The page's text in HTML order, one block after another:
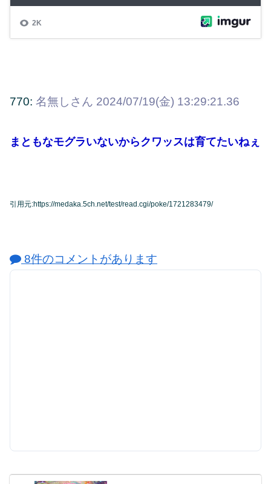
770: 名無しさん 2024/07/19(金) 13:29:21.36
まともなモグラいないからクワッスは育てたいねぇ
引用元:https://medaka.5ch.net/test/read.cgi/poke/1721283479/
8件のコメントがあります